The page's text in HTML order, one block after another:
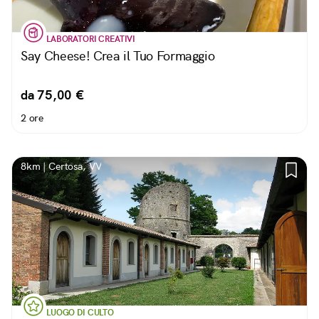
LABORATORI CREATIVI
Say Cheese! Crea il Tuo Formaggio
da 75,00 €
2 ore
8km | Certosa, VV
LUOGO DI CULTO